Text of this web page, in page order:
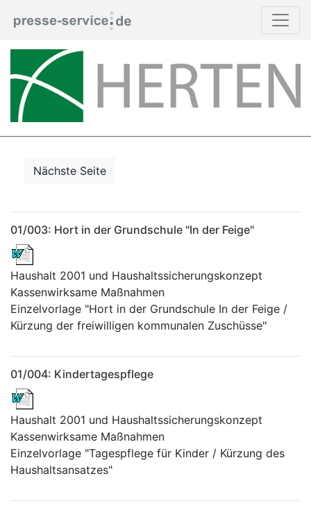
Nächste Seite
01/003: Hort in der Grundschule "In der Feige"
Haushalt 2001 und Haushaltssicherungskonzept
Kassenwirksame Maßnahmen
Einzelvorlage "Hort in der Grundschule In der Feige /
Kürzung der freiwilligen kommunalen Zuschüsse"
01/004: Kindertagespflege
Haushalt 2001 und Haushaltssicherungskonzept
Kassenwirksame Maßnahmen
Einzelvorlage "Tagespflege für Kinder / Kürzung des
Haushaltsansatzes"